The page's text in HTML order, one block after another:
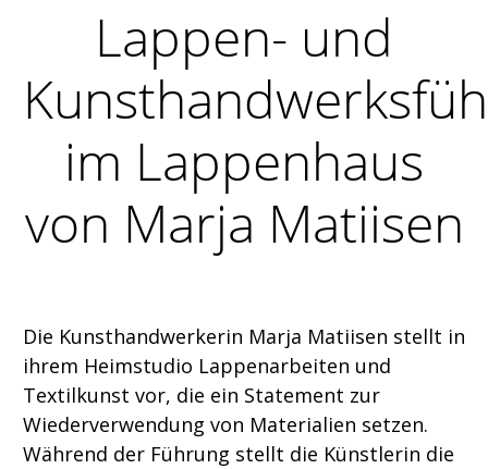
Lappen- und
im Lappenhaus
von Marja Matiisen
Die Kunsthandwerkerin Marja Matiisen stellt in
ihrem Heimstudio Lappenarbeiten und
Textilkunst vor, die ein Statement zur
Wiederverwendung von Materialien setzen.
Während der Führung stellt die Künstlerin die